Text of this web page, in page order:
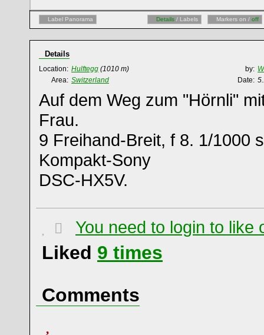
Label Panorama Details / Labels Markers on / off
Details
Location: Hulftegg (1010 m) by:
Area: Switzerland Date:
Auf dem Weg zum "Hörnli"
Frau.
9 Freihand-Breit, f 8. 1/1000
Kompakt-Sony
DSC-HX5V.
You need to login to like
Liked 9 times
Comments